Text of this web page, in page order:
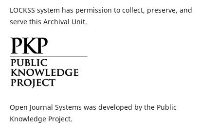
LOCKSS system has permission to collect, preserve, and
serve this Archival Unit.
Open Journal Systems was developed by the Public
Knowledge Project.